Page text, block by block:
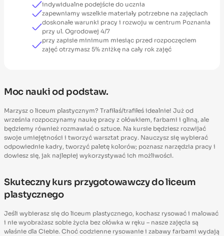
indywidualne podejście do ucznia
zapewniamy wszelkie materiały potrzebne na zajęciach
doskonałe warunki pracy i rozwoju w centrum Poznania
przy ul. Ogrodowej 4/7
przy zapisie minimum miesiąc przed rozpoczęciem
zajęć otrzymasz 5% zniżkę na cały rok zajęć
Moc nauki od podstaw.
Marzysz o liceum plastycznym? Trafiłaś/trafiłeś idealnie! Już od
września rozpoczynamy naukę pracy z ołówkiem, farbami i gliną, ale
będziemy również rozmawiać o sztuce. Na kursie będziesz rozwijać
swoje umiejętności i tworzyć warsztat pracy. Nauczysz się wybierać
odpowiednie kadry, tworzyć paletę kolorów; poznasz narzędzia pracy i
dowiesz się, jak najlepiej wykorzystywać ich możliwości.
Skuteczny kurs przygotowawczy do liceum
plastycznego
Jeśli wybierasz się do liceum plastycznego, kochasz rysować i malować
i nie wyobrażasz sobie życia bez ołówka w ręku – nasze zajęcia są
właśnie dla Ciebie. Choć codzienne rysowanie i zabawy farbami wydają